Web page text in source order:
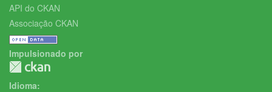
API do CKAN
Associação CKAN
Impulsionado por
Idioma